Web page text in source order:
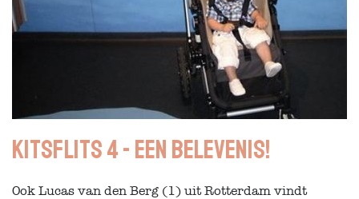
Kitsflits 4 - Een belevenis!
Ook Lucas van den Berg (1) uit Rotterdam vindt